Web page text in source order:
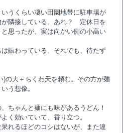
うくらい凄い田園地帯に駐車場が
が隣接している。あれ？ 定休日を
思ったが、実は向かい側の小高い
賑わっている。それでも、待たず
の大＋ちくわ天を頼む。その方が麺
う想像。
ちゃんと麺にも味があるうどん！
く効いていて、香り立つ。
れるほどのコシはないが、また違